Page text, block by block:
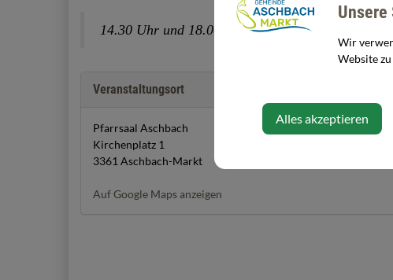
14.30 Uhr und 18.00 Uhr
Veranstaltungsort
Pfarrsaal Aschbach
Kirchenplatz 1
3361 Aschbach-Markt
Auf Google Maps anzeigen
Wir
Website
Alles akzeptieren